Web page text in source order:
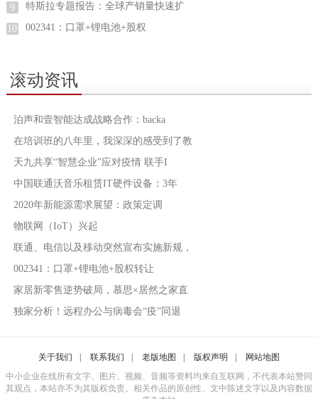
9 特斯拉专题报告：全球产销量快速扩
10 002341：口罩+锂电池+股权
滚动资讯
泊声和壹智能达成战略合作：backa
在培训班的八年里，我深深的感受到了教
天九共享“智慧企业”应对疫情 联手I
中国联通沃音乐租赁IT硬件设备：3年
2020年新能源需求展望：政策定调
物联网（IoT）兴起
联通、电信以及移动突然宣布实施新规，
002341：口罩+锂电池+股权转让
家居新零售逆势破局，慕思×居然之家直
独家分析！远程办公与病毒会“疫”同退
关于我们 联系我们 老版地图 版权声明
网站地图
中小企业在线所有文字、图片、视频、音频等资料均来自互联网，不代表本站赞同
其观点，本站亦不为其版权负责。相关作品的原创性、文中陈述文字以及内容数据